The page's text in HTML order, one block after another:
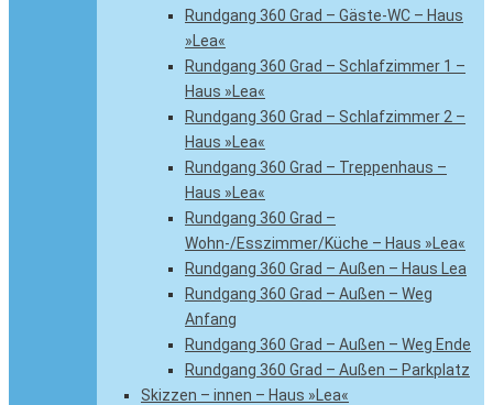
Rundgang 360 Grad – Gäste-WC – Haus
»Lea«
Rundgang 360 Grad – Schlafzimmer 1 –
Haus »Lea«
Rundgang 360 Grad – Schlafzimmer 2 –
Haus »Lea«
Rundgang 360 Grad – Treppenhaus –
Haus »Lea«
Rundgang 360 Grad –
Wohn-/Esszimmer/Küche – Haus »Lea«
Rundgang 360 Grad – Außen – Haus Lea
Rundgang 360 Grad – Außen – Weg
Anfang
Rundgang 360 Grad – Außen – Weg Ende
Rundgang 360 Grad – Außen – Parkplatz
Skizzen – innen – Haus »Lea«